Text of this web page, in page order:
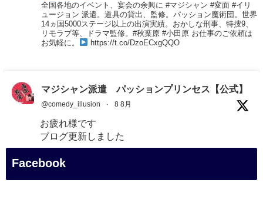
全国各地のイベント、宴会の余興に #マジシャン #変面 #イリ
ュージョン 派遣。道具の貸出、監修。パッション魔術団。世界
14ヵ国5000ステージ以上の出演実績。おかしな刑事、特捜9、
リモラブ等、ドラマ監修。#秋葉原 #小田原 お仕事のご依頼は
お気軽に。
https://t.co/DzoECxgQQO
マジシャン派遣 パッションプリンセス【公式】
@comedy_illusion · 8 8月
お疲れ様です
ブログ更新しました
「マジシャン和歌山旅 白浜町・白良湯」
Facebook